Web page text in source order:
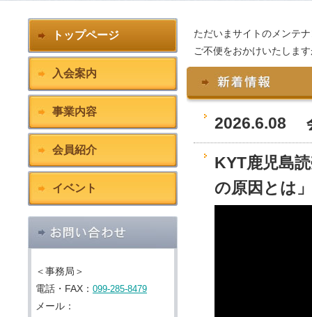
トップページ
入会案内
事業内容
会員紹介
イベント
＜事務局＞
電話・FAX： 099-285-8479
メール：
ただいまサイトのメンテ
ご不便をおかけいたしま